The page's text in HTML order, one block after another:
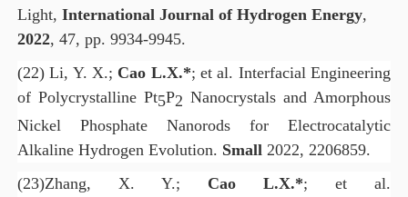
Light, International Journal of Hydrogen Energy,
2022, 47, pp. 9934-9945.
(22)Li, Y. X.; Cao L.X.*; et al. Interfacial Engineering
of Polycrystalline Pt5P2 Nanocrystals and Amorphous
Nickel Phosphate Nanorods for Electrocatalytic
Alkaline Hydrogen Evolution. Small 2022, 2206859.
(23)Zhang, X. Y.; Cao L.X.*; et al.